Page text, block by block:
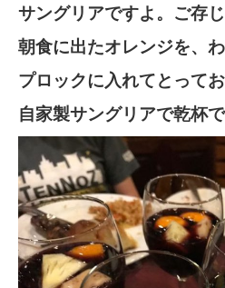
サングリアですよ。ご存
朝食に出たオレンジを、
プロックに入れてとって
自家製サングリアで乾杯